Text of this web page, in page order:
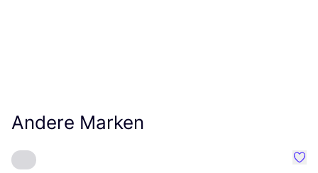
Andere Marken